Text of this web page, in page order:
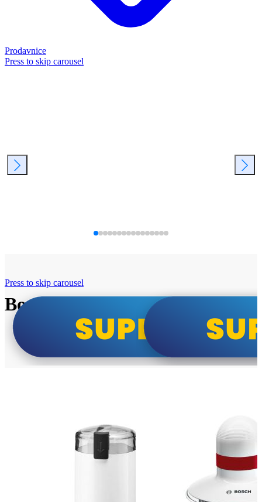
Prodavnice
Press to skip carousel
Bosch super cene
Press to skip carousel